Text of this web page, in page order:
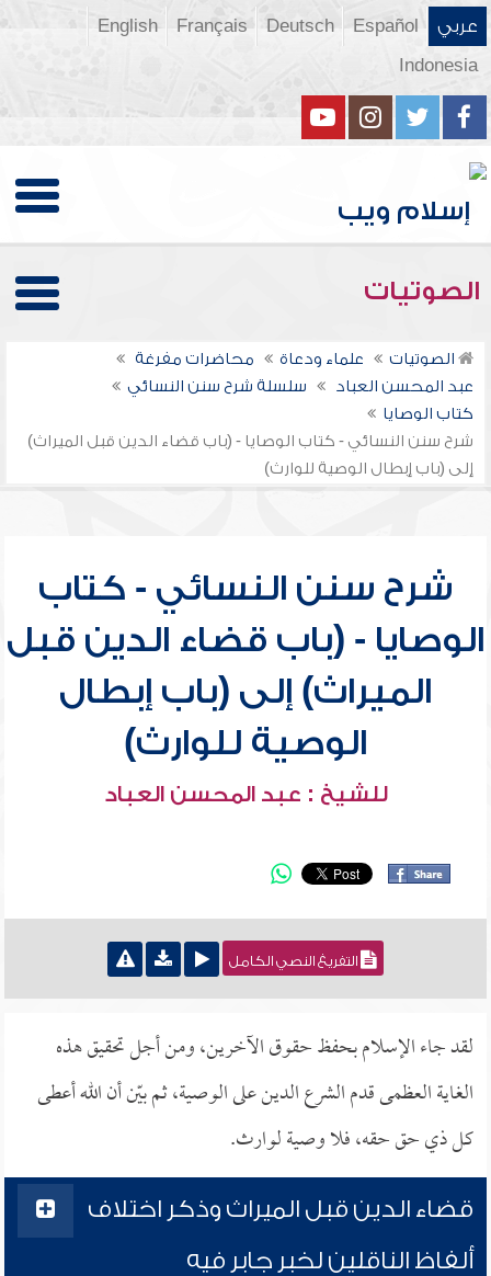
عربي Español
Deutsch
Français
English
Indonesia
الصوتيات
الصوتيات علماء ودعاة
محاضرات مفرغة
عبد المحسن العباد
سلسلة شرح سنن النسائي
كتاب الوصايا
شرح سنن النسائي - كتاب الوصايا - (باب قضاء الدين قبل الميراث)
إلى (باب إبطال الوصية للوارث)
شرح سنن النسائي - كتاب
الوصايا - (باب قضاء الدين قبل
الميراث) إلى (باب إبطال
الوصية للوارث)
للشيخ : عبد المحسن العباد
التفريغ النصي الكامل
لقد جاء الإسلام بحفظ حقوق الآخرين، ومن أجل تحقيق هذه
الغاية العظمى قدم الشرع الدين على الوصية، ثم بيّن أن الله أعطى
كل ذي حق حقه، فلا وصية لوارث.
قضاء الدين قبل الميراث وذكر اختلاف
ألفاظ الناقلين لخبر جابر فيه